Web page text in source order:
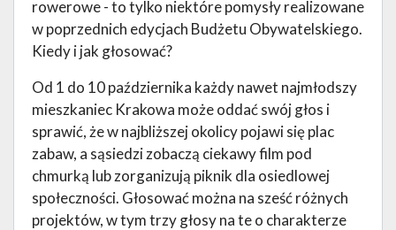
rowerowe - to tylko niektóre pomysły realizowane
w poprzednich edycjach Budżetu Obywatelskiego.
Kiedy i jak głosować?
Od 1 do 10 października każdy nawet najmłodszy
mieszkaniec Krakowa może oddać swój głos i
sprawić, że w najbliższej okolicy pojawi się plac
zabaw, a sąsiedzi zobaczą ciekawy film pod
chmurką lub zorganizują piknik dla osiedlowej
społeczności. Głosować można na sześć różnych
projektów, w tym trzy głosy na te o charakterze